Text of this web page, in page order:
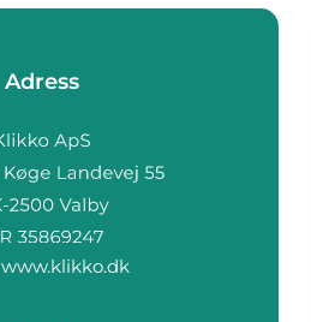
Adress
www.klikko.dk